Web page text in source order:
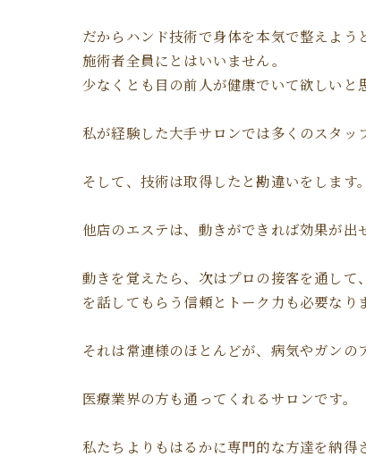
だからハンド技術で身体を本気で整えよう
施術者全員にとはいいません。
少なくとも目の前人が健康でいて欲しいと
私が経験した大手サロンでは多くのスタッ
そして、技術は取得したと勘違いをします。
他店のエステは、動きができれば効果が出
動きを覚えたら、次はプロの接客を通し
を話してもらう信頼とトーク力も必要なり
それは常連様のほとんどが、病気やガンの
医療業界の方も通ってくれるサロンです。
私たちよりもはるかに専門的な方達を納得